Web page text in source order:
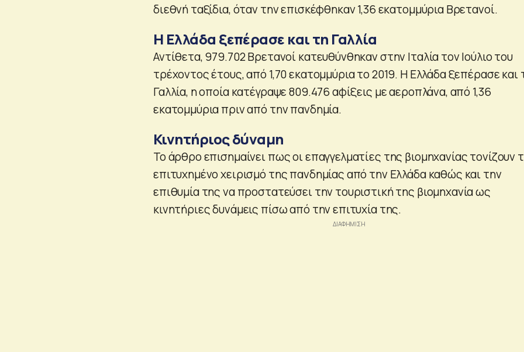
διεθνή ταξίδια, όταν την επισκέφθηκαν 1,36 εκατομμύρια Βρετανοί.
Η Ελλάδα ξεπέρασε και τη Γαλλία
Αντίθετα, 979.702 Βρετανοί κατευθύνθηκαν στην Ιταλία τον Ιούλιο του
τρέχοντος έτους, από 1,70 εκατομμύρια το 2019. Η Ελλάδα ξεπέρασε και
Γαλλία, η οποία κατέγραψε 809.476 αφίξεις με αεροπλάνα, από 1,36
εκατομμύρια πριν από την πανδημία.
Κινητήριος δύναμη
Το άρθρο επισημαίνει πως οι επαγγελματίες της βιομηχανίας τονίζουν
επιτυχημένο χειρισμό της πανδημίας από την Ελλάδα καθώς και την
επιθυμία της να προστατεύσει την τουριστική της βιομηχανία ως
κινητήριες δυνάμεις πίσω από την επιτυχία της.